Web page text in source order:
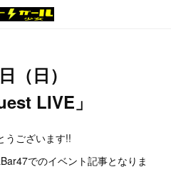
（日）
LIVE」
うございます!!
でのイベント記事となりま